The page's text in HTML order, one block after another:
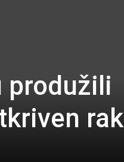
produžili
rak